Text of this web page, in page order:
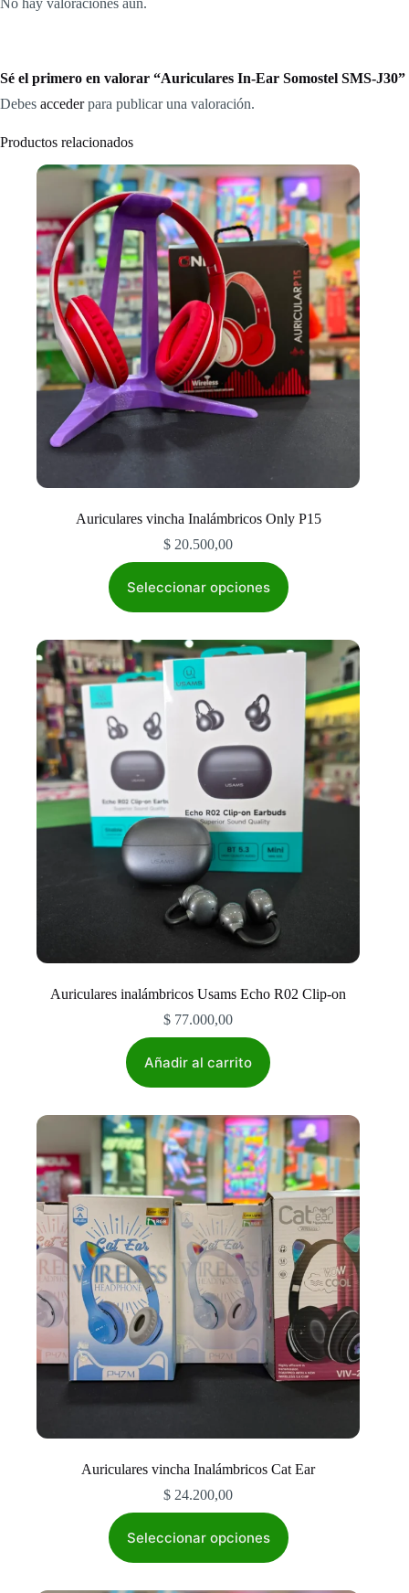
Sé el primero en valorar “Auriculares In-Ear Somostel SMS-J30”
Debes accederpara publicar una valoración.
Productos relacionados
Auriculares vincha Inalámbricos Only P15
$ 20.500,00
Seleccionar opciones
producto
Las
se
pueden
elegir
en
la
página
de
producto
Auriculares inalámbricos Usams Echo R02 Clip-on
$ 77.000,00
Añadir al carrito
Auriculares vincha Inalámbricos Cat Ear
$ 24.200,00
Seleccionar opciones
producto